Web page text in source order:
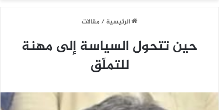
الرئيسية/مقالات
حين تتحول السياسة إلى مهنة
للتملّق